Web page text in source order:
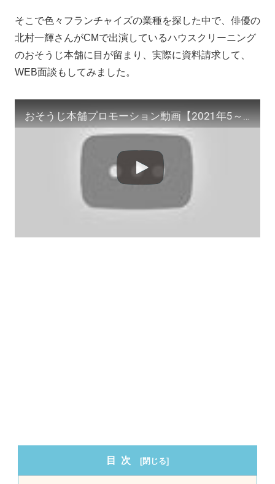
そこで色々フランチャイズの業種を探した中で、俳優の
北村一輝さんがCMで出演しているハウスクリーニング
のおそうじ本舗に目が留まり、実際に資料請求して、
WEB面談もしてみました。
おそうじ本舗プロモーション動画【2021年5～6月 エアコンクリーニングキャンペーン編】
目次